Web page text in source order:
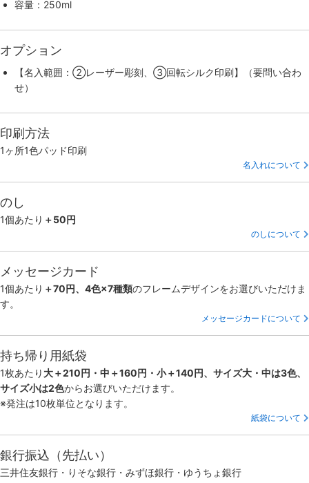
容量：250ml
オプション
【名入範囲：②レーザー彫刻、③回転シルク印刷】（要問い合わ
せ）
印刷方法
1ヶ所1色パッド印刷
名入れについて
のし
1個あたり ＋50円
のしについて
メッセージカード
1個あたり ＋70円、4色×7種類のフレームデザインをお選びいただけま
す。
メッセージカードについて
持ち帰り用紙袋
1枚あたり 大＋210円・中＋160円・小＋140円、サイズ大・中は3色、
サイズ小は2色からお選びいただけます。
※発注は10枚単位となります。
紙袋について
銀行振込（先払い）
三井住友銀行・りそな銀行・みずほ銀行・ゆうちょ銀行